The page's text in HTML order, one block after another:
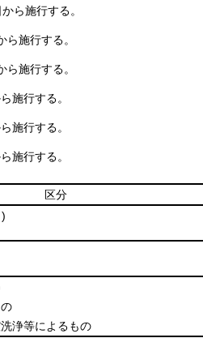
ら施行する。
施行する。
施行する。
施行する。
施行する。
施行する。
区分
浄等によるもの